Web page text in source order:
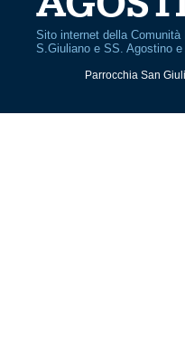
Sito internet della
S.Giuliano e SS. Agostino
Parrocchia San